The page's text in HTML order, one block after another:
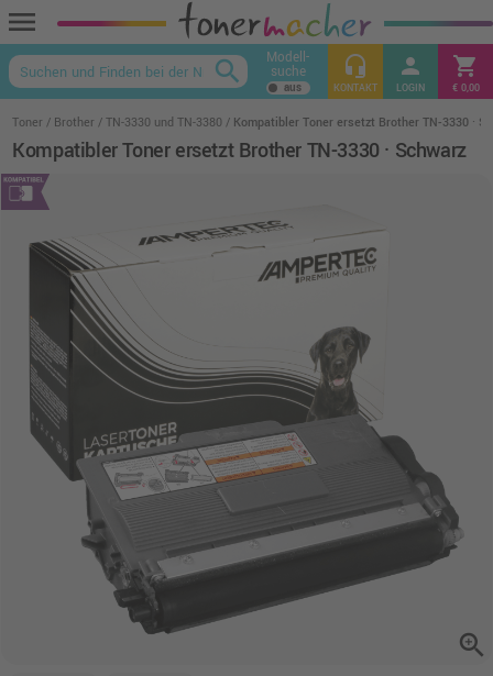
menu
keyboard_arrow_up
search Modell-
suche headset_mic
KONTAKT
person
LOGIN
shopping_cart
€ 0,00
Toner Brother TN-3330 und TN-3380 Kompatibler Toner ersetzt Brother TN-3330 ·
Kompatibler Toner ersetzt Brother TN-3330 · Schwarz
zoom_in